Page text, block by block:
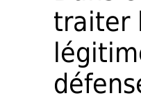
traiter